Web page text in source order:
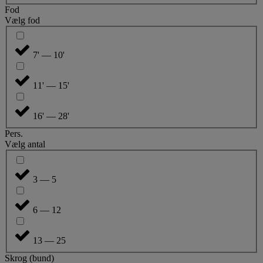
Fod
Vælg fod
7' — 10'
11' — 15'
16' — 28'
Pers.
Vælg antal
3 — 5
6 — 12
13 — 25
Skrog (bund)